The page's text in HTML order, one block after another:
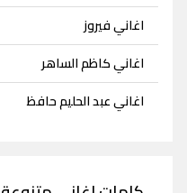
اغاني فيروز
اغاني كاظم الساهر
اغاني عبد الحليم حافظ